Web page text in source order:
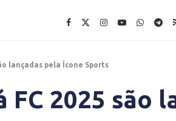
lançadas pela Ícone Sports
FC 2025 são